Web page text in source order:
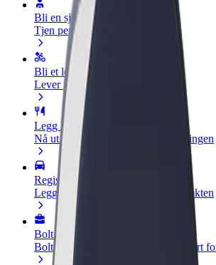
Bli en sjåfør
Tjen penger på egne vilkår
Bli et leveringsbud
Lever mat og få betalt ukentlig
Legg til en restaurant eller butikk
Nå ut til flere kunder og øk inntjeningen
Registrer deg som flåteeier
Legg til flåten din i Bolt og øk inntekten
Bolt for Business
Bolt-produkter og tjenester oppskalert